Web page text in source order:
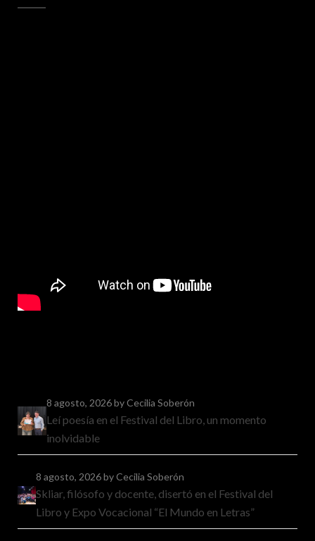
8 agosto, 2026by Cecilia Soberón
Leí poesía en el Festival del Libro, un momento
inolvidable
8 agosto, 2026by Cecilia Soberón
Skliar, filósofo y docente, disertó en el Festival del
Libro y Expo Vocacional “El Mundo en Letras”